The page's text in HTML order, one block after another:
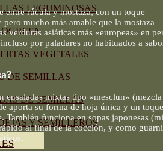
LEGUMINOSAS
VEGETALES
DE SEMILLAS
DE SEMILLAS
Y SEMILLEROS
entre rúcula y mostaza, con un toque
pero mucho más amable que la mostaza
verduras asiáticas más «europeas» en
por paladares no habituados a
ensaladas mixtas tipo «mesclun»
aporta su forma de hoja única y un toque
También funciona en sopas japonesas
al final de la cocción, y como